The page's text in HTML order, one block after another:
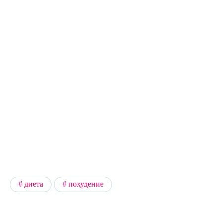
диета похудение